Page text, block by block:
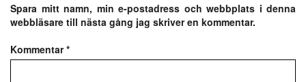
Spara mitt namn, min e-postadress och webbplats i denna
webbläsare till nästa gång jag skriver en kommentar.
Kommentar*